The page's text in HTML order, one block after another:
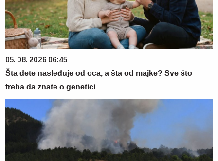
05. 08. 2026 06:45
Šta dete nasleđuje od oca, a šta od majke? Sve što
treba da znate o genetici